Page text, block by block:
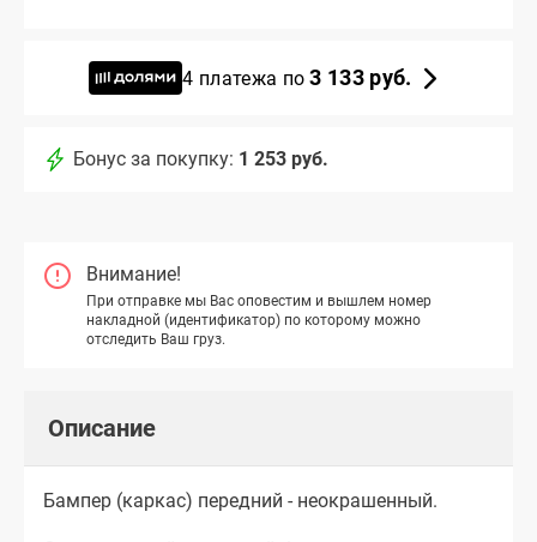
4 платежа по3 133 руб.
Бонус за покупку: 1 253 руб.
Внимание!
При отправке мы Вас оповестим и вышлем номер
накладной (идентификатор) по которому можно
отследить Ваш груз.
Описание
Бампер (каркас) передний - неокрашенный.